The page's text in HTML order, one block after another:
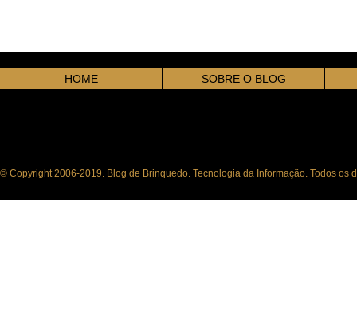
HOME SOBRE O BLOG
© Copyright 2006-2019. Blog de Brinquedo. Tecnologia da Informação. Todos os